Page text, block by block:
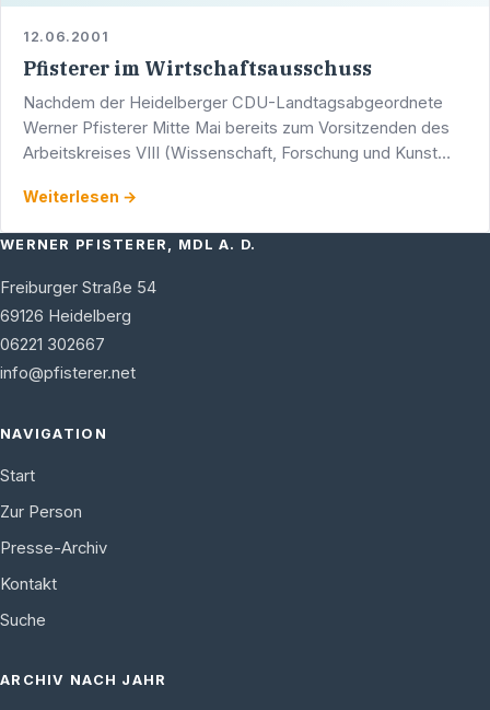
12.06.2001
Pfisterer im Wirtschaftsausschuss
Nachdem der Heidelberger CDU-Landtagsabgeordnete
Werner Pfisterer Mitte Mai bereits zum Vorsitzenden des
Arbeitskreises VIII (Wissenschaft, Forschung und Kunst
worden …
Weiterlesen →
WERNER PFISTERER, MDL A. D.
Freiburger Straße 54
69126 Heidelberg
06221 302667
info@pfisterer.net
NAVIGATION
Start
Zur Person
Presse-Archiv
Kontakt
Suche
ARCHIV NACH JAHR